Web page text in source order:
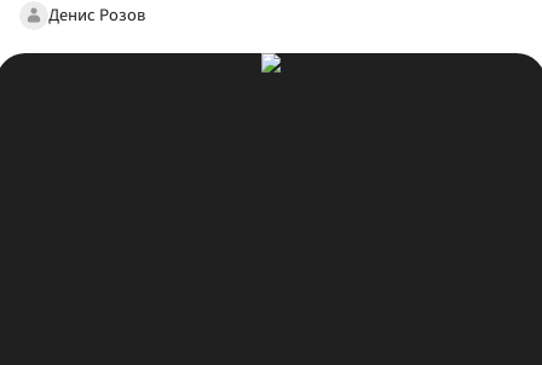
Денис Розов